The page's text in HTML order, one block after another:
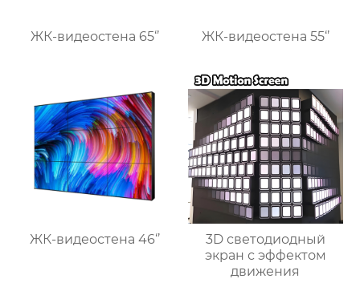
ЖК-видеостена 65‘’ ЖК-видеостена 55‘’
ЖК-видеостена 46‘’
3D светодиодный
экран с эффектом
движения